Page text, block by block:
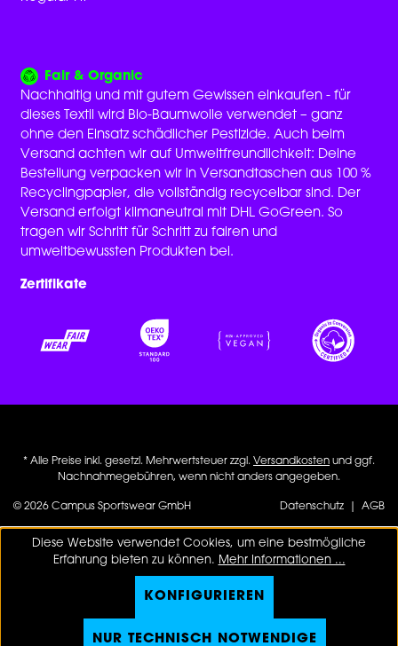
Fair & Organic
Nachhaltig und mit gutem Gewissen einkaufen - für
dieses Textil wird Bio-Baumwolle verwendet – ganz
ohne den Einsatz schädlicher Pestizide. Auch beim
Versand achten wir auf Umweltfreundlichkeit: Deine
Bestellung verpacken wir in Versandtaschen aus 100 %
Recyclingpapier, die vollständig recycelbar sind. Der
Versand erfolgt klimaneutral mit DHL GoGreen. So
tragen wir Schritt für Schritt zu fairen und
umweltbewussten Produkten bei.
Zertifikate
* Alle Preise inkl. gesetzl. Mehrwertsteuer zzgl. Versandkosten und ggf.
Nachnahmegebühren, wenn nicht anders angegeben.
© 2026 Campus Sportswear GmbH Datenschutz AGB
Diese Website verwendet Cookies, um eine bestmögliche
Erfahrung bieten zu können. Mehr Informationen ...
NUR TECHNISCH NOTWENDIGE
KONFIGURIEREN